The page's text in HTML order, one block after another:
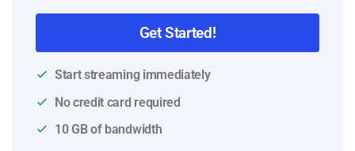
Get Started!
Start streaming immediately
No credit card required
10 GB of bandwidth